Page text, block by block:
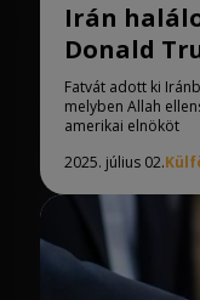
Irán
Donald
Fatvát adott ki
melyben Allah
amerikai elnököt
2025. július 02.